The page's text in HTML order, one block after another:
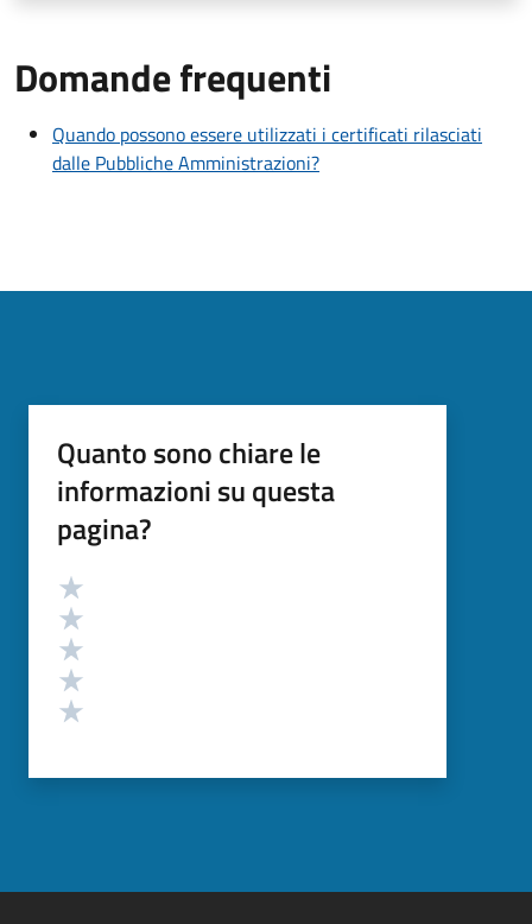
Domande frequenti
Quando possono essere utilizzati i certificati rilasciati
dalle Pubbliche Amministrazioni?
Quanto sono chiare le
informazioni su questa
pagina?
Valutazione